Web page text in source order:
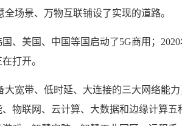
全场景、万物互联铺设了实现的道路。
国、美国、中国等国启动了5G商用；
打开。
大宽带、低时延、大连接的三大网络能
物联网、云计算、大数据和边缘计算